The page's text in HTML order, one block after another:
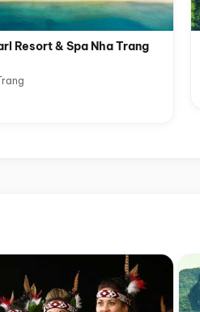
Resort & Spa Nha Trang